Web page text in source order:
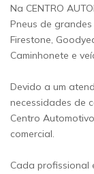
Na CENTRO
Pneus de grandes
Firestone,
Caminhonete e
Devido a um
necessidades de
Centro
comercial.
Cada profissional